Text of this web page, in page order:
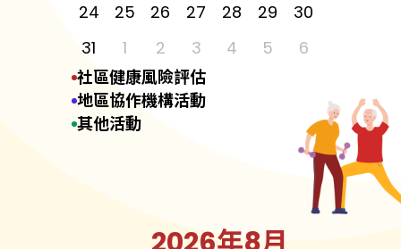
24
25 26 27 28 29
30
31
1 2 3 4 5
6
社區健康風險評估
地區協作機構活動
其他活動